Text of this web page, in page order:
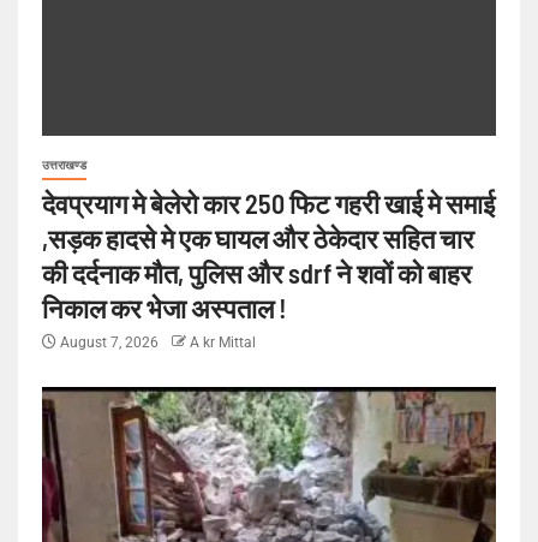
उत्तराखण्ड
देवप्रयाग मे बेलेरो कार 250 फिट गहरी खाई मे समाई
,सड़क हादसे मे एक घायल और ठेकेदार सहित चार
की दर्दनाक मौत, पुलिस और sdrf ने शवों को बाहर
निकाल कर भेजा अस्पताल !
August 7, 2026 A kr Mittal